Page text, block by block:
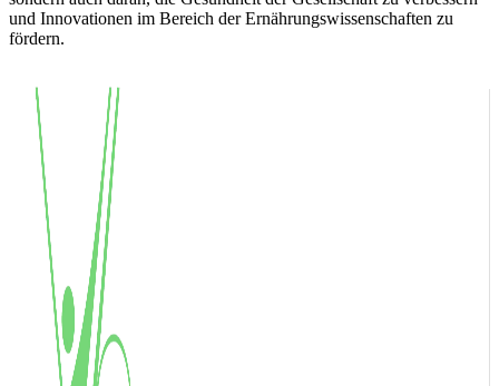
und Innovationen im Bereich der Ernährungswissenschaften zu
fördern.